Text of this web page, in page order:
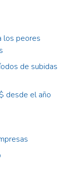
los peores
de subidas
desde el año